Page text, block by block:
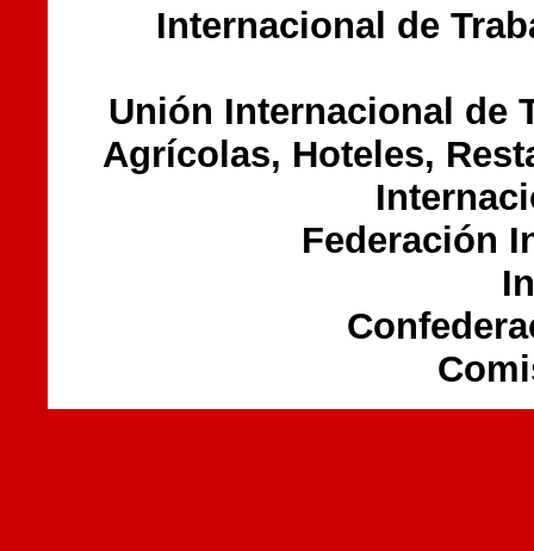
Internacional de
Unión Internacional de
Agrícolas, Hoteles,
Federación